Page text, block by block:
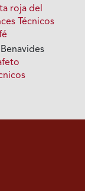
roja del
Técnicos